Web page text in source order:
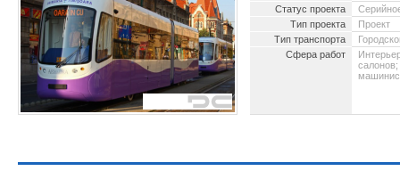
Статус проекта
Тип проекта
Проект
Тип транспорта
Сфера работ